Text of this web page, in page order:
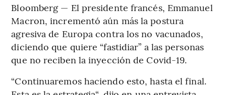
Bloomberg — El presidente francés, Emmanuel
Macron, incrementó aún más la postura
agresiva de Europa contra los no vacunados,
diciendo que quiere “fastidiar” a las personas
que no reciben la inyección de Covid-19.
“Continuaremos haciendo esto, hasta el final.